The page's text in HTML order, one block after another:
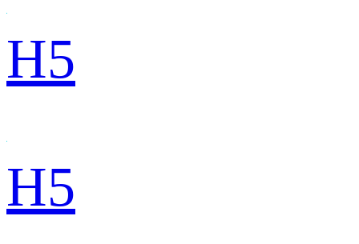
H5
H5